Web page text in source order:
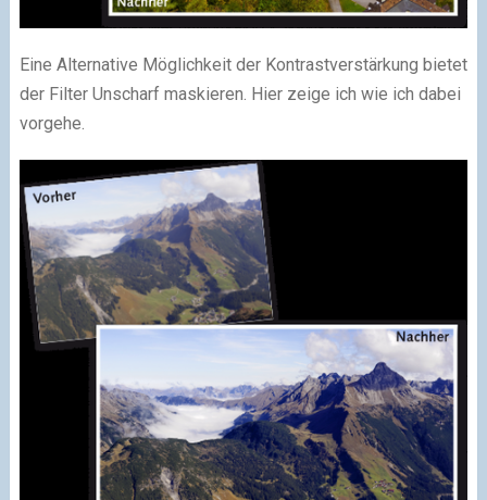
Eine Alternative Möglichkeit der Kontrastverstärkung bietet
der Filter Unscharf maskieren. Hier zeige ich wie ich dabei
vorgehe.